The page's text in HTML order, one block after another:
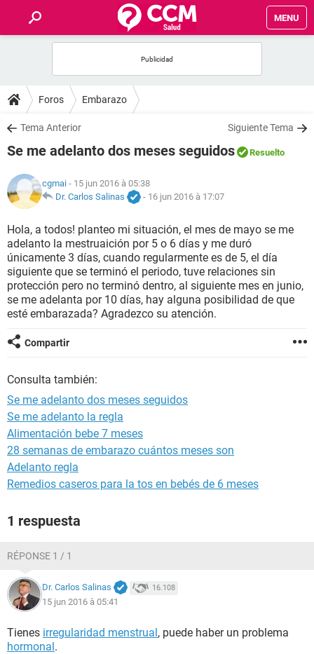
MENU
FORUMS
SALUD
NUTRICIÓN
BIENESTAR
SEXUALIDAD
GLOSARIO
Foros Embarazo
Tema Anterior Siguiente Tema
Se me adelanto dos meses seguidos Resuelto
cgmai - 15 jun 2016 à 05:38
Dr. Carlos Salinas
- 16 jun 2016 à 17:07
Hola, a todos! planteo mi situación, el mes de mayo se me
adelanto la mestruaición por 5 o 6 días y me duró
únicamente 3 días, cuando regularmente es de 5, el día
siguiente que se terminó el periodo, tuve relaciones sin
protección pero no terminó dentro, al siguiente mes en junio,
se me adelanta por 10 días, hay alguna posibilidad de que
esté embarazada? Agradezco su atención.
Compartir
Consulta también:
Se me adelanto dos meses seguidos
Se me adelanto la regla
Alimentación bebe 7 meses
28 semanas de embarazo cuántos meses son
Adelanto regla
Remedios caseros para la tos en bebés de 6 meses
1 respuesta
RÉPONSE 1 / 1
Dr. Carlos Salinas 16.108
15 jun 2016 à 05:41
Tienes irregularidad menstrual, puede haber un problema
hormonal.